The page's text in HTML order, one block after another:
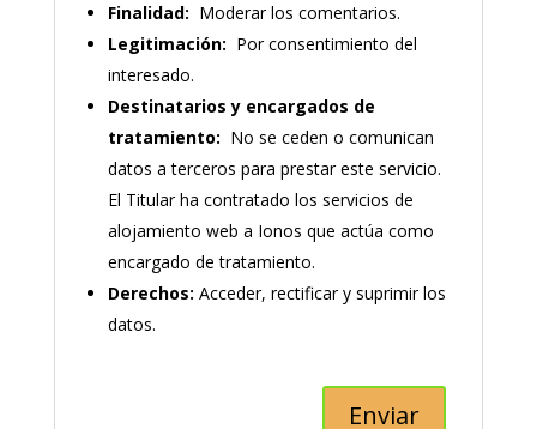
Finalidad: Moderar los comentarios.
Legitimación: Por consentimiento del
interesado.
Destinatarios y encargados de
tratamiento: No se ceden o comunican
datos a terceros para prestar este servicio.
El Titular ha contratado los servicios de
alojamiento web a Ionos que actúa como
encargado de tratamiento.
Derechos: Acceder, rectificar y suprimir los
datos.